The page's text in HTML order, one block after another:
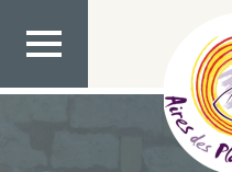
contingut
MEN